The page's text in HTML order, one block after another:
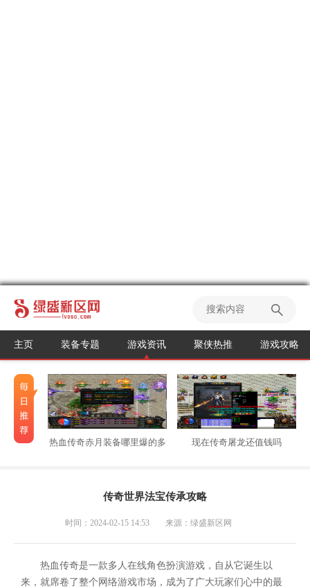
主页 装备专题 游戏资讯 聚侠热推 游戏攻略
热血传奇赤月装备哪里爆的多 现在传奇屠龙还值钱吗
传奇世界法宝传承攻略
时间：2024-02-15 14:53 来源：绿盛新区网
热血传奇是一款多人在线角色扮演游戏，自从它诞生以
来，就席卷了整个网络游戏市场，成为了广大玩家们心中的最